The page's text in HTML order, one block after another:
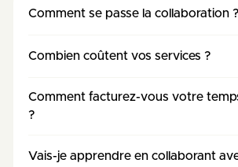
Comment se passe la collaboration ?
Combien coûtent vos services ?
Comment facturez-vous votre
?
Vais-je apprendre en collaborant